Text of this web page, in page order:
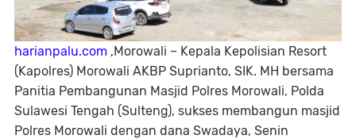
harianpalu.com ,Morowali – Kepala Kepolisian Resort
(Kapolres) Morowali AKBP Suprianto, SIK. MH bersama
Panitia Pembangunan Masjid Polres Morowali, Polda
Sulawesi Tengah (Sulteng), sukses membangun masjid
Polres Morowali dengan dana Swadaya, Senin